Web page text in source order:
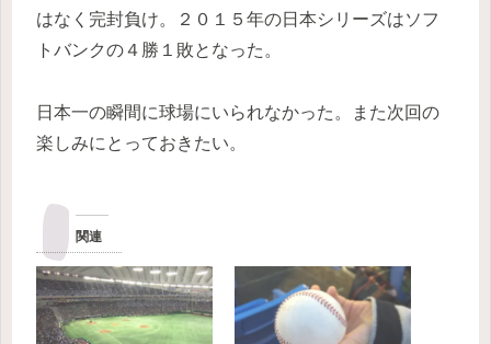
はなく完封負け。２０１５年の日本シリーズはソフ
トバンクの４勝１敗となった。
日本一の瞬間に球場にいられなかった。また次回の
楽しみにとっておきたい。
関連